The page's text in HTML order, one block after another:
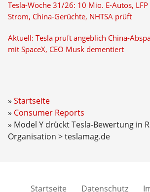
Tesla-Woche 31/26: 10 Mio. E-Autos, LFP
Strom, China-Gerüchte, NHTSA prüft
Aktuell: Tesla prüft angeblich China-
mit SpaceX, CEO Musk dementiert
Startseite
Consumer Reports
Model Y drückt Tesla-Bewertung in
Organisation > teslamag.de
Startseite Datenschutz